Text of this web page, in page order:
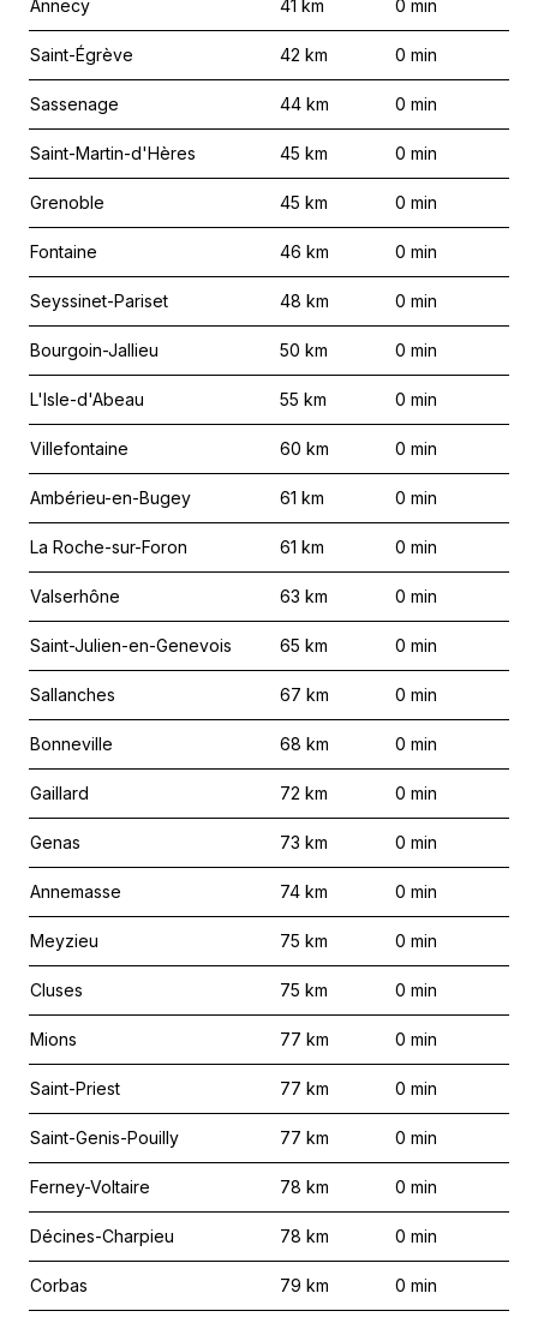
Annecy 41 km 0 min
Saint-Égrève 42 km 0 min
Sassenage 44 km 0 min
Saint-Martin-d'Hères 45 km 0 min
Grenoble 45 km 0 min
Fontaine 46 km 0 min
Seyssinet-Pariset 48 km 0 min
Bourgoin-Jallieu 50 km 0 min
L'Isle-d'Abeau 55 km 0 min
Villefontaine 60 km 0 min
Ambérieu-en-Bugey 61 km 0 min
La Roche-sur-Foron 61 km 0 min
Valserhône 63 km 0 min
Saint-Julien-en-Genevois 65 km 0 min
Sallanches 67 km 0 min
Bonneville 68 km 0 min
Gaillard 72 km 0 min
Genas 73 km 0 min
Annemasse 74 km 0 min
Meyzieu 75 km 0 min
Cluses 75 km 0 min
Mions 77 km 0 min
Saint-Priest 77 km 0 min
Saint-Genis-Pouilly 77 km 0 min
Ferney-Voltaire 78 km 0 min
Décines-Charpieu 78 km 0 min
Corbas 79 km 0 min